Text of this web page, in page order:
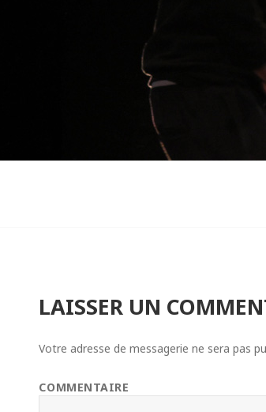
LAISSER UN
Votre adresse de messagerie ne sera pas
COMMENTAIRE